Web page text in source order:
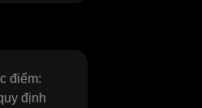
điểm:
định